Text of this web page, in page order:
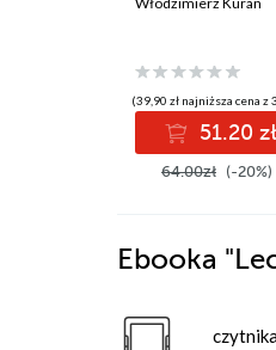
(39,90 zł najniższa cena z
51.20 zł
64.00zł (-20%)
Ebooka